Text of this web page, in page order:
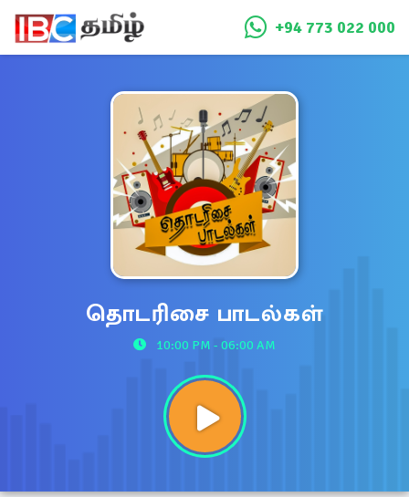
+94 773 022 000
தொடரிசை பாடல்கள்
10:00 PM - 06:00 AM